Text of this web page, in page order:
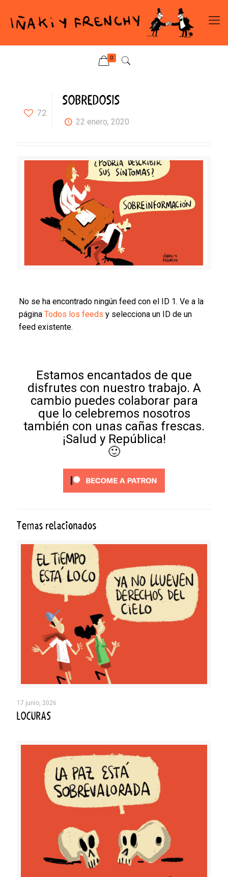
0
72
SOBREDOSIS
22 enero, 2020
No se ha encontrado ningún feed con el ID 1. Ve a la
página Todos los feeds y selecciona un ID de un
feed existente.
Estamos encantados de que
disfrutes con nuestro trabajo. A
cambio puedes colaborar para
que lo celebremos nosotros
también con unas cañas frescas.
¡Salud y República!
🙂
Temas relacionados
17 junio, 2026
LOCURAS